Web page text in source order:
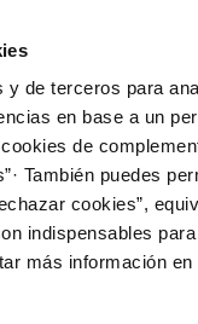
y de terceros para
en base a un
de
También puedes
cookies”,
indispensables
más información en
Canvi titular
subministrament
El Teu Servei
CLIENT
la qualitat de l’aigua
DE GESTIÓ I